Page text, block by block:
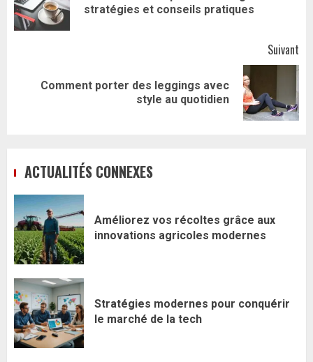
stratégies et conseils pratiques
Suivant
ArticleComment porter des leggings avec
style au quotidien
ACTUALITÉS CONNEXES
Améliorez vos récoltes grâce aux
innovations agricoles modernes
Stratégies modernes pour conquérir
le marché de la tech